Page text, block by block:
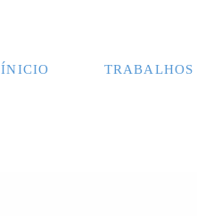
ÍNICIO TRABALHOS